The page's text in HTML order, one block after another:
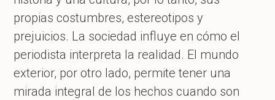
propias costumbres, estereotipos y
prejuicios. La sociedad influye en cómo el
periodista interpreta la realidad. El mundo
exterior, por otro lado, permite tener una
mirada integral de los hechos cuando son